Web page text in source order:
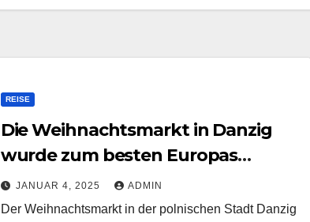
REISE
Die Weihnachtsmarkt in Danzig
wurde zum besten Europas
gekürt
JANUAR 4, 2025 ADMIN
Der Weihnachtsmarkt in der polnischen Stadt Danzig